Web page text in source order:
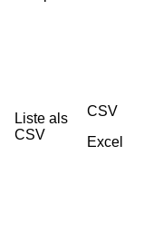
Liste als
CSV
CSV
Excel